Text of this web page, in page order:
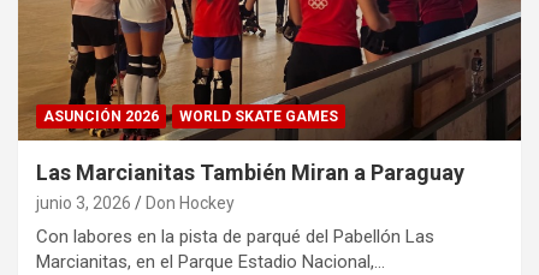
ASUNCIÓN 2026 WORLD SKATE GAMES
Las Marcianitas También Miran a Paraguay
junio 3, 2026 Don Hockey
Con labores en la pista de parqué del Pabellón Las
Marcianitas, en el Parque Estadio Nacional,…